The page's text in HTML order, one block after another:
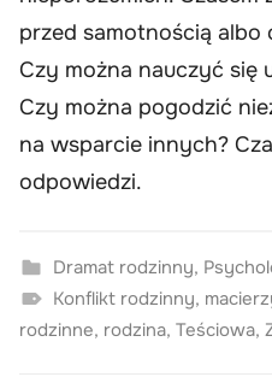
przed samotnością
Czy można nauczyć się
Czy można pogodzić
na wsparcie innych?
odpowiedzi.
Dramat rodzinny,
Konflikt rodzinny,
rodzinne, rodzina, Teściowa,